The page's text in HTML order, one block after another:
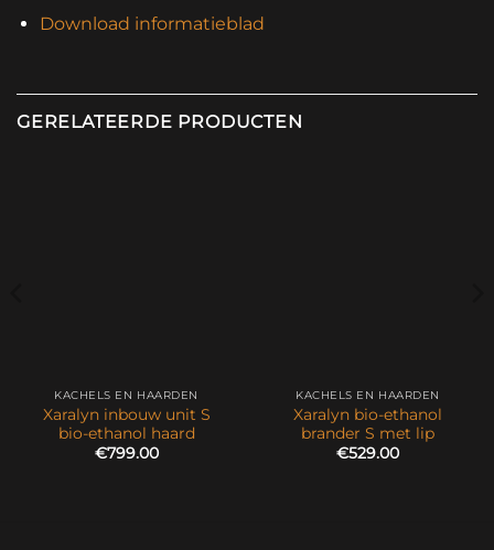
Download informatieblad
GERELATEERDE PRODUCTEN
KACHELS EN HAARDEN
Xaralyn inbouw unit S
bio-ethanol haard
€799.00
KACHELS EN HAARDEN
Xaralyn bio-ethanol
brander S met lip
€529.00